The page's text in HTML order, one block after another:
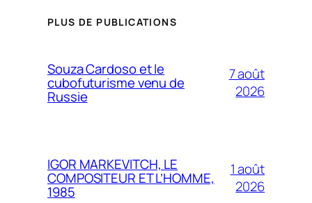
PLUS DE PUBLICATIONS
Souza Cardoso et le
cubofuturisme venu de
Russie
7 août
2026
IGOR MARKEVITCH, LE
COMPOSITEUR ET L’HOMME,
1985
1 août
2026